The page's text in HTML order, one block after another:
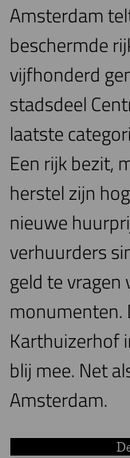
Amsterdam
beschermde
vijfhonderd
stadsdeel
laatste
Een rijk bezit,
herstel zijn
nieuwe
verhuurders
geld te
monumenten.
Karthuizerhof
blij mee. Net
Amsterdam.